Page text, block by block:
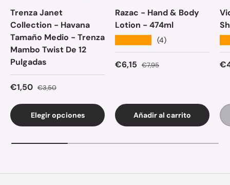
Trenza Janet
Collection - Havana
Tamaño Medio - Trenza
Mambo Twist De 12
Pulgadas
Precio de venta
€1,50 Precio normal
€3,50
Elegir opciones
Razac - Hand & Body
Lotion - 474ml
(4)
Precio de venta
€6,15 Precio normal
€7,95
Añadir al carrito